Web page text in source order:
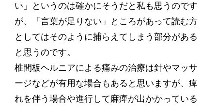
い」というのは確かにそうだと私も思うのです
が、「言葉が足りない」ところがあって読む方
としてはそのように捕らえてしまう部分がある
と思うのです。
椎間板ヘルニアによる痛みの治療は針やマッサ
ージなどが有用な場合もあると思いますが、痺
れを伴う場合や進行して麻痺が出かかっている